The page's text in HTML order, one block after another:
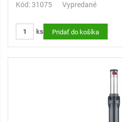
Kód: 31075 Vypredané
ks Pridať do košíka